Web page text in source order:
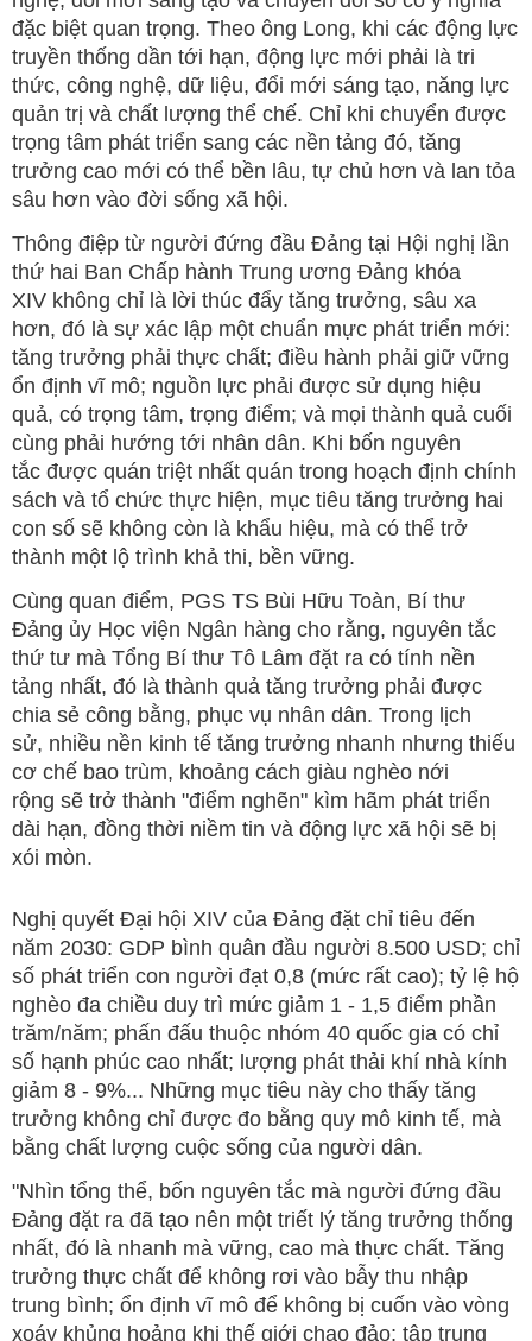
đặc biệt quan trọng. Theo ông Long, khi các động lực
truyền thống dần tới hạn, động lực mới phải là tri
thức, công nghệ, dữ liệu, đổi mới sáng tạo, năng lực
quản trị và chất lượng thể chế. Chỉ khi chuyển được
trọng tâm phát triển sang các nền tảng đó, tăng
trưởng cao mới có thể bền lâu, tự chủ hơn và lan tỏa
sâu hơn vào đời sống xã hội.
Thông điệp từ người đứng đầu Đảng tại Hội nghị lần
thứ hai Ban Chấp hành Trung ương Đảng khóa
XIV không chỉ là lời thúc đẩy tăng trưởng, sâu xa
hơn, đó là sự xác lập một chuẩn mực phát triển mới:
tăng trưởng phải thực chất; điều hành phải giữ vững
ổn định vĩ mô; nguồn lực phải được sử dụng hiệu
quả, có trọng tâm, trọng điểm; và mọi thành quả cuối
cùng phải hướng tới nhân dân. Khi bốn nguyên
tắc được quán triệt nhất quán trong hoạch định chính
sách và tổ chức thực hiện, mục tiêu tăng trưởng hai
con số sẽ không còn là khẩu hiệu, mà có thể trở
thành một lộ trình khả thi, bền vững.
Cùng quan điểm, PGS TS Bùi Hữu Toàn, Bí thư
Đảng ủy Học viện Ngân hàng cho rằng, nguyên tắc
thứ tư mà Tổng Bí thư Tô Lâm đặt ra có tính nền
tảng nhất, đó là thành quả tăng trưởng phải được
chia sẻ công bằng, phục vụ nhân dân. Trong lịch
sử, nhiều nền kinh tế tăng trưởng nhanh nhưng thiếu
cơ chế bao trùm, khoảng cách giàu nghèo nới
rộng sẽ trở thành "điểm nghẽn" kìm hãm phát triển
dài hạn, đồng thời niềm tin và động lực xã hội sẽ bị
xói mòn.
Nghị quyết Đại hội XIV của Đảng đặt chỉ tiêu đến
năm 2030: GDP bình quân đầu người 8.500 USD; chỉ
số phát triển con người đạt 0,8 (mức rất cao); tỷ lệ hộ
nghèo đa chiều duy trì mức giảm 1 - 1,5 điểm phần
trăm/năm; phấn đấu thuộc nhóm 40 quốc gia có chỉ
số hạnh phúc cao nhất; lượng phát thải khí nhà kính
giảm 8 - 9%... Những mục tiêu này cho thấy tăng
trưởng không chỉ được đo bằng quy mô kinh tế, mà
bằng chất lượng cuộc sống của người dân.
"Nhìn tổng thể, bốn nguyên tắc mà người đứng đầu
Đảng đặt ra đã tạo nên một triết lý tăng trưởng thống
nhất, đó là nhanh mà vững, cao mà thực chất. Tăng
trưởng thực chất để không rơi vào bẫy thu nhập
trung bình; ổn định vĩ mô để không bị cuốn vào vòng
xoáy khủng hoảng khi thế giới chao đảo; tập trung